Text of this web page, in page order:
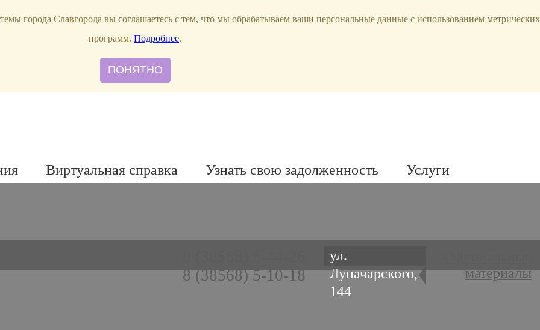
Виртуальная справка Узнать свою задолженность Услуги
материалы
ул.
Луначарского,
144
8 (38568) 5-10-18
города Славгорода вы соглашаетесь с тем, что мы обрабатываем ваши персональные данные с использованием метрических
программ. Подробнее.
ПОНЯТНО